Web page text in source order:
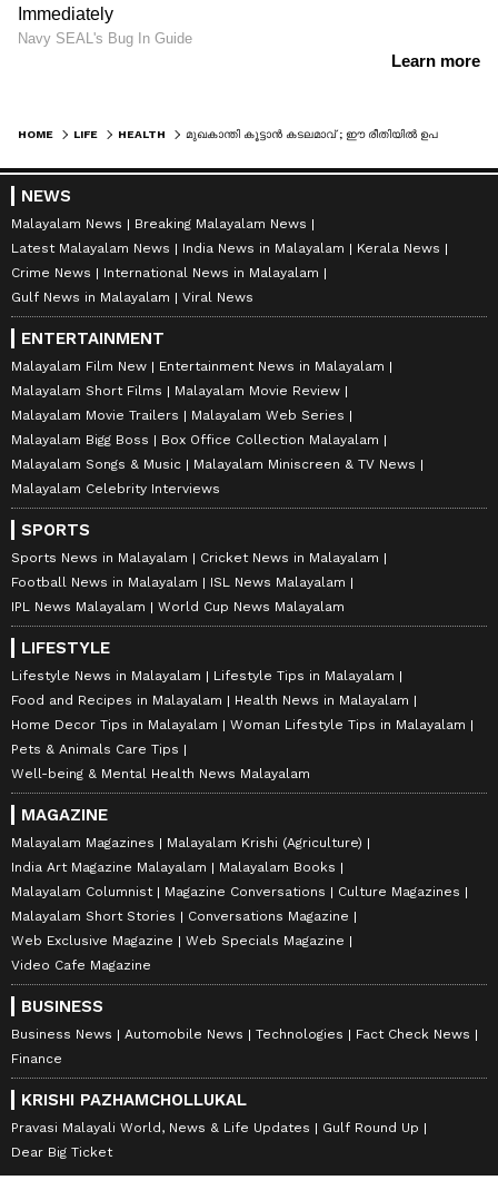
HOME LIFE HEALTH
NEWS
Malayalam News
Breaking Malayalam News
Latest Malayalam News
India News in Malayalam
Kerala News
Crime News
International News in Malayalam
Gulf News in Malayalam
Viral News
ENTERTAINMENT
Malayalam Film New
Entertainment News in Malayalam
Malayalam Short Films
Malayalam Movie Review
Malayalam Movie Trailers
Malayalam Web Series
Malayalam Bigg Boss
Box Office Collection Malayalam
Malayalam Songs & Music
Malayalam Miniscreen & TV News
Malayalam Celebrity Interviews
SPORTS
Sports News in Malayalam
Cricket News in Malayalam
Football News in Malayalam
ISL News Malayalam
IPL News Malayalam
World Cup News Malayalam
LIFESTYLE
Lifestyle News in Malayalam
Lifestyle Tips in Malayalam
Food and Recipes in Malayalam
Health News in Malayalam
Home Decor Tips in Malayalam
Woman Lifestyle Tips in Malayalam
Pets & Animals Care Tips
Well-being & Mental Health News Malayalam
MAGAZINE
Malayalam Magazines
Malayalam Krishi (Agriculture)
India Art Magazine Malayalam
Malayalam Books
Malayalam Columnist
Magazine Conversations
Culture Magazines
Malayalam Short Stories
Conversations Magazine
Web Exclusive Magazine
Web Specials Magazine
Video Cafe Magazine
BUSINESS
Business News Automobile News Technologies
Fact Check News
Finance
KRISHI PAZHAMCHOLLUKAL
Pravasi Malayali World, News & Life Updates
Gulf Round Up
Dear Big Ticket